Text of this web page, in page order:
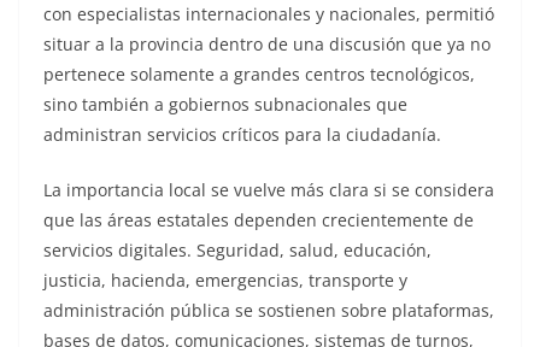
con especialistas internacionales y nacionales, permitió
situar a la provincia dentro de una discusión que ya no
pertenece solamente a grandes centros tecnológicos,
sino también a gobiernos subnacionales que
administran servicios críticos para la ciudadanía.
La importancia local se vuelve más clara si se considera
que las áreas estatales dependen crecientemente de
servicios digitales. Seguridad, salud, educación,
justicia, hacienda, emergencias, transporte y
administración pública se sostienen sobre plataformas,
bases de datos, comunicaciones, sistemas de turnos,